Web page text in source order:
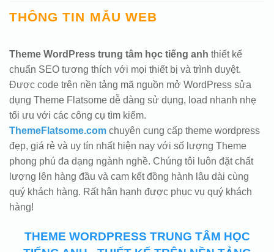
THÔNG TIN MẪU WEB
Theme WordPress trung tâm học tiếng anh thiết kế
chuẩn SEO tương thích với mọi thiết bị và trình duyệt.
Được code trên nền tảng mã nguồn mở WordPress sửa
dụng Theme Flatsome dễ dàng sử dụng, load nhanh nhẹ
tối ưu với các công cụ tìm kiếm.
ThemeFlatsome.com chuyên cung cấp theme wordpress
đẹp, giá rẻ và uy tín nhất hiện nay với số lượng Theme
phong phú đa dạng ngành nghề. Chúng tôi luôn đặt chất
lượng lên hàng đầu và cam kết đồng hành lâu dài cùng
quý khách hàng. Rất hân hạnh được phục vụ quý khách
hàng!
THEME WORDPRESS TRUNG TÂM HỌC